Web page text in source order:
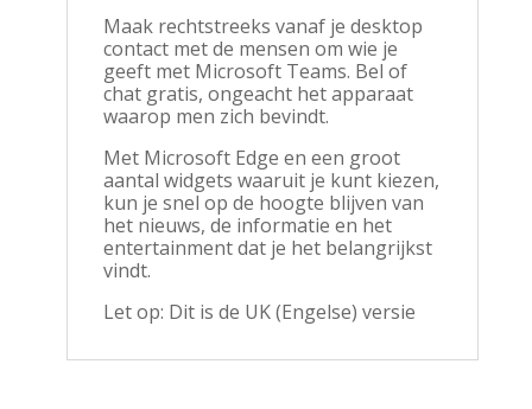
Maak rechtstreeks vanaf je desktop
contact met de mensen om wie je
geeft met Microsoft Teams. Bel of
chat gratis, ongeacht het apparaat
waarop men zich bevindt.
Met Microsoft Edge en een groot
aantal widgets waaruit je kunt kiezen,
kun je snel op de hoogte blijven van
het nieuws, de informatie en het
entertainment dat je het belangrijkst
vindt.
Let op: Dit is de UK (Engelse) versie